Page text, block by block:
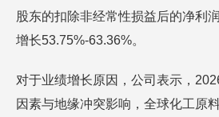
股东的扣除非经常性损益后的净利
增长53.75%-63.36%。
对于业绩增长原因，公司表示，
因素与地缘冲突影响，全球化工原